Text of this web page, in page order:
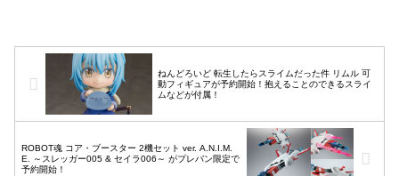
ねんどろいど 転生したらスライムだった件 リムル 可
動フィギュアが予約開始！抱えることのできるスライ
ムなどが付属！
ROBOT魂 コア・ブースター 2機セット ver. A.N.I.M.
E. ～スレッガー005 & セイラ006～ がプレバン限定で
予約開始！